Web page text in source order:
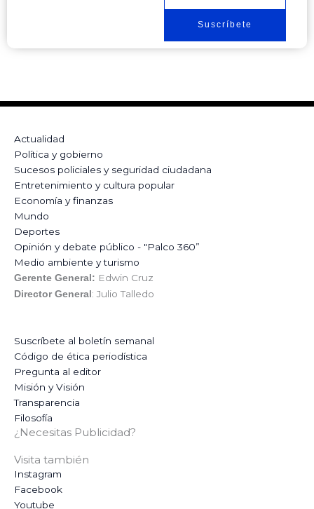
Suscríbete
Actualidad
Política y gobierno
Sucesos policiales y seguridad ciudadana
Entretenimiento y cultura popular
Economía y finanzas
Mundo
Deportes
Opinión y debate público - "Palco 360”
Medio ambiente y turismo
Gerente General: Edwin Cruz
Director General : Julio Talledo
Suscríbete al boletín semanal
Código de ética periodística
Pregunta al editor
Misión y Visión
Transparencia
Filosofía
¿Necesitas Publicidad?
Visita también
Instagram
Facebook
Youtube